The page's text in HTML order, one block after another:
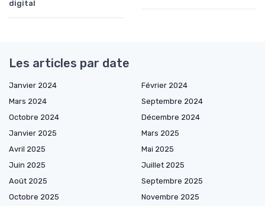
digital
Les articles par date
Janvier 2024
Février 2024
Mars 2024
Septembre 2024
Octobre 2024
Décembre 2024
Janvier 2025
Mars 2025
Avril 2025
Mai 2025
Juin 2025
Juillet 2025
Août 2025
Septembre 2025
Octobre 2025
Novembre 2025